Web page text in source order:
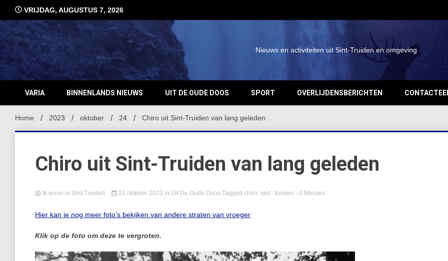
inhoud
VRIJDAG, AUGUSTUS 7, 2026
Nieuws en activiteiten uit Sint-Truiden en omgeving
VARIA BINNENLANDS NIEUWS UIT DE OUDE DOOS SPORT OVERLIJDENSBERICHTEN
Home 2023 oktober 24 Chiro uit Sint-Truiden van lang geleden
Chiro uit Sint-Truiden van lang geleden
Ik woon in Sint-Truiden 24 oktober 2023 in Uit De Oude Doos Tagged chiro, sint - truiden - 0 Minutes
Hier kan je nog meer foto’s bekijken van andere straten van vroeger.
Klik op de foto om deze te vergroten.